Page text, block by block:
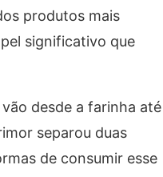
produtos mais
significativo que
desde a farinha até
separou duas
de consumir esse